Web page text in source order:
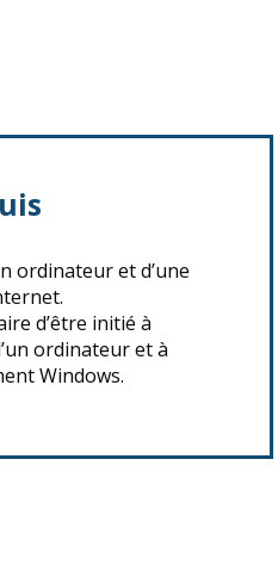
ordinateur et d’une
d’être initié à
ordinateur et à
Windows.